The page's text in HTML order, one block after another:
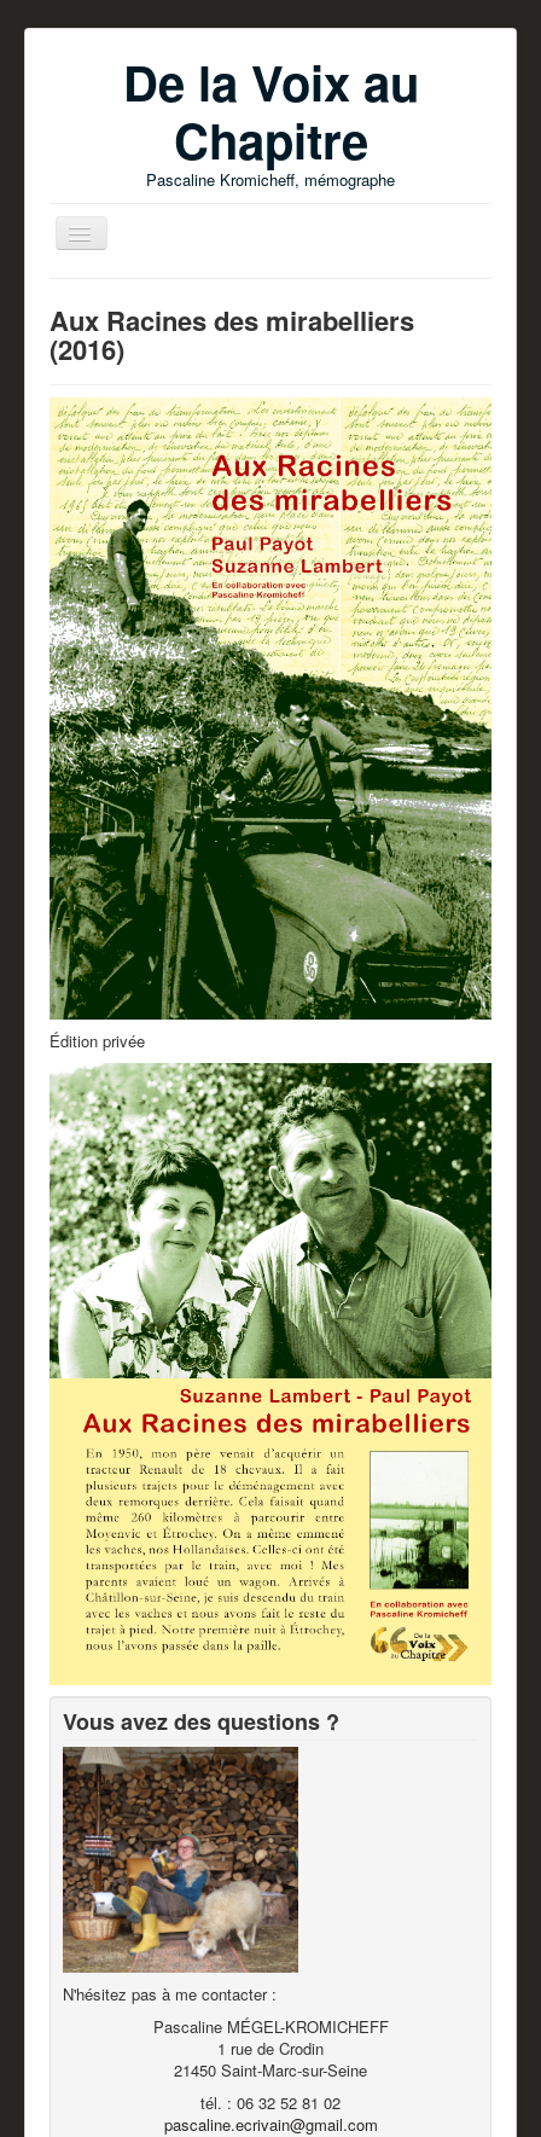
De la Voix au
Chapitre
Pascaline Kromicheff, mémographe
Ecrire votre livre
Parutions
Pascaline Kromicheff
Partenaires
Revue de presse
Mentions légales
Livre d'or
Aux Racines des mirabelliers
(2016)
Édition privée
Vous avez des questions ?
N'hésitez pas à me contacter :
Pascaline MÉGEL-KROMICHEFF
1 rue de Crodin
21450 Saint-Marc-sur-Seine
tél. : 06 32 52 81 02
pascaline.ecrivain@gmail.com